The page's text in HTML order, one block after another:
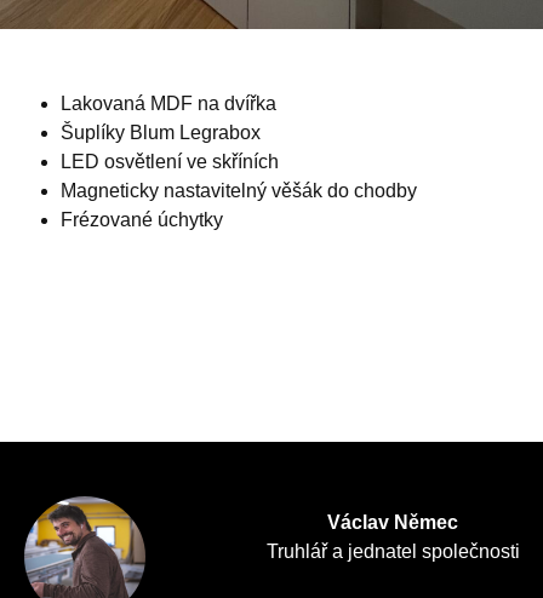
Lakovaná MDF na dvířka
Šuplíky Blum Legrabox
LED osvětlení ve skříních
Magneticky nastavitelný věšák do chodby
Frézované úchytky
Václav Němec
Truhlář a jednatel společnosti